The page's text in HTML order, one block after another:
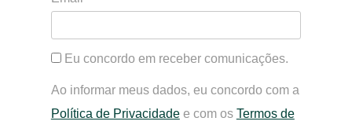
Eu concordo em receber comunicações.
Ao informar meus dados, eu concordo com a
Política de Privacidadee com os Termos de